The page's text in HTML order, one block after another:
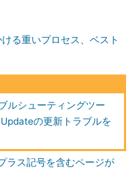
のウィザードが起動する
ト制御（UAC）が有効な
ティングツールが管理者権
と十分なトラブル解析／修
ィザードの最初で［
リックすること。
る重いプロセス、ベスト
ルシューティングツー
の更新トラブルを
ラス記号を含むページが